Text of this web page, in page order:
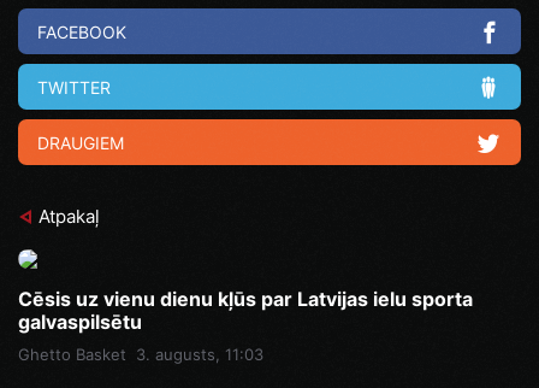
FACEBOOK
TWITTER
DRAUGIEM
Atpakaļ
Cēsis uz vienu dienu kļūs par Latvijas ielu sporta
galvaspilsētu
Ghetto Basket 3. augusts, 11:03